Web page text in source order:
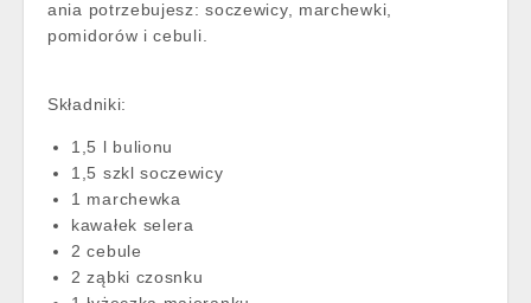
ania potrzebujesz: soczewicy, marchewki,
pomidorów i cebuli.
Składniki:
1,5 l bulionu
1,5 szkl soczewicy
1 marchewka
kawałek selera
2 cebule
2 ząbki czosnku